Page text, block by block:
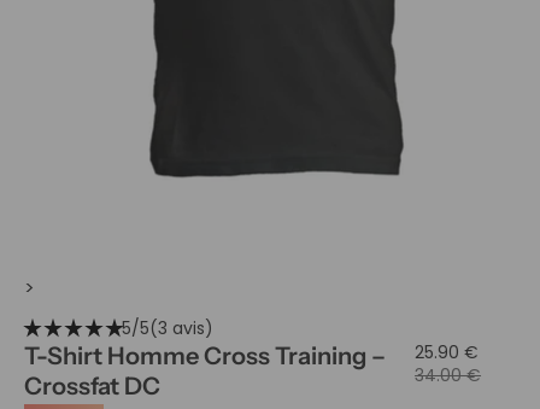
>
star_ratestar_ratestar_ratestar_ratestar_rate5/5(3 avis)
T-Shirt Homme Cross Training –
Crossfat DC
25.90 €
34.00 €